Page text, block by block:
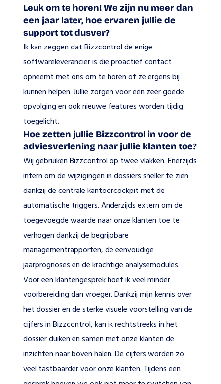
Leuk om te horen! We zijn nu meer dan
een jaar later, hoe ervaren jullie de
support tot dusver?
Ik kan zeggen dat Bizzcontrol de enige
softwareleverancier is die proactief contact
opneemt met ons om te horen of ze ergens bij
kunnen helpen. Jullie zorgen voor een zeer goede
opvolging en ook nieuwe features worden tijdig
toegelicht.
Hoe zetten jullie Bizzcontrol in voor de
adviesverlening naar jullie klanten toe?
Wij gebruiken Bizzcontrol op twee vlakken. Enerzijds
intern om de wijzigingen in dossiers sneller te zien
dankzij de centrale kantoorcockpit met de
automatische triggers. Anderzijds extern om de
toegevoegde waarde naar onze klanten toe te
managementrapporten
jaarprognoses en de krachtige analysemodules.
Voor een klantengesprek hoef ik veel minder
voorbereiding dan vroeger. Dankzij mijn kennis over
het dossier en de sterke visuele voorstelling van de
cijfers in Bizzcontrol, kan ik rechtstreeks in het
dossier duiken en samen met onze klanten de
inzichten naar boven halen. De cijfers worden zo
veel tastbaarder voor onze klanten. Tijdens een